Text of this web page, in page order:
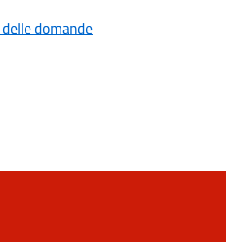
domande